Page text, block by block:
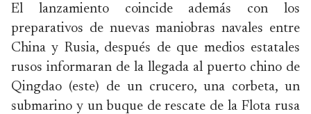
El lanzamiento coincide además con los
preparativos de nuevas maniobras navales entre
China y Rusia, después de que medios estatales
rusos informaran de la llegada al puerto chino de
Qingdao (este) de un crucero, una corbeta, un
submarino y un buque de rescate de la Flota rusa